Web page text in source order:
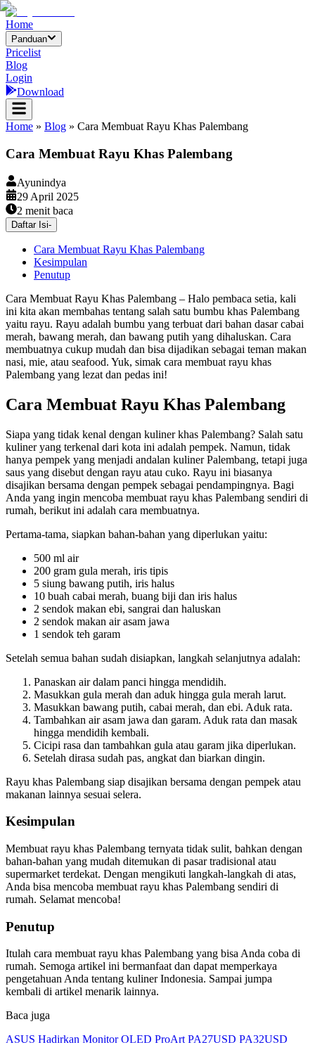
Home
Panduan
Pricelist
Blog
Login
Download
Home » Blog » Cara Membuat Rayu Khas Palembang
Cara Membuat Rayu Khas Palembang
Ayunindya
29 April 2025
2 menit baca
Daftar Isi-
Cara Membuat Rayu Khas Palembang
Kesimpulan
Penutup
Cara Membuat Rayu Khas Palembang – Halo pembaca setia, kali
ini kita akan membahas tentang salah satu bumbu khas Palembang
yaitu rayu. Rayu adalah bumbu yang terbuat dari bahan dasar cabai
merah, bawang merah, dan bawang putih yang dihaluskan. Cara
membuatnya cukup mudah dan bisa dijadikan sebagai teman makan
nasi, mie, atau seafood. Yuk, simak cara membuat rayu khas
Palembang yang lezat dan pedas ini!
Cara Membuat Rayu Khas Palembang
Siapa yang tidak kenal dengan kuliner khas Palembang? Salah satu
kuliner yang terkenal dari kota ini adalah pempek. Namun, tidak
hanya pempek yang menjadi andalan kuliner Palembang, tetapi juga
saus yang disebut dengan rayu atau cuko. Rayu ini biasanya
disajikan bersama dengan pempek sebagai pendampingnya. Bagi
Anda yang ingin mencoba membuat rayu khas Palembang sendiri di
rumah, berikut ini adalah cara membuatnya.
Pertama-tama, siapkan bahan-bahan yang diperlukan yaitu:
500 ml air
200 gram gula merah, iris tipis
5 siung bawang putih, iris halus
10 buah cabai merah, buang biji dan iris halus
2 sendok makan ebi, sangrai dan haluskan
2 sendok makan air asam jawa
1 sendok teh garam
Setelah semua bahan sudah disiapkan, langkah selanjutnya adalah:
Panaskan air dalam panci hingga mendidih.
Masukkan gula merah dan aduk hingga gula merah larut.
Masukkan bawang putih, cabai merah, dan ebi. Aduk rata.
Tambahkan air asam jawa dan garam. Aduk rata dan masak
hingga mendidih kembali.
Cicipi rasa dan tambahkan gula atau garam jika diperlukan.
Setelah dirasa sudah pas, angkat dan biarkan dingin.
Rayu khas Palembang siap disajikan bersama dengan pempek atau
makanan lainnya sesuai selera.
Kesimpulan
Membuat rayu khas Palembang ternyata tidak sulit, bahkan dengan
bahan-bahan yang mudah ditemukan di pasar tradisional atau
supermarket terdekat. Dengan mengikuti langkah-langkah di atas,
Anda bisa mencoba membuat rayu khas Palembang sendiri di
rumah. Selamat mencoba!
Penutup
Itulah cara membuat rayu khas Palembang yang bisa Anda coba di
rumah. Semoga artikel ini bermanfaat dan dapat memperkaya
pengetahuan Anda tentang kuliner Indonesia. Sampai jumpa
kembali di artikel menarik lainnya.
Baca juga
ASUS Hadirkan Monitor OLED ProArt PA27USD PA32USD